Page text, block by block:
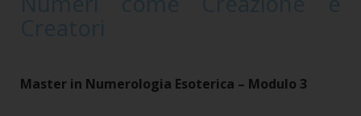
Master in Numerologia Esoterica – Modulo 3